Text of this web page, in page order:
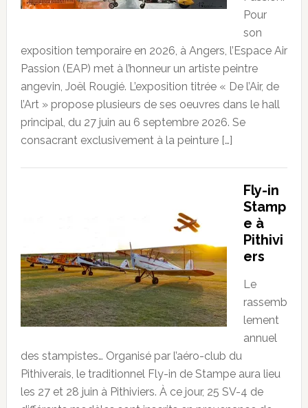
Pour
son
exposition temporaire en 2026, à Angers, l’Espace Air
Passion (EAP) met à l’honneur un artiste peintre
angevin, Joël Rougié. L’exposition titrée « De l’Air, de
l’Art » propose plusieurs de ses oeuvres dans le hall
principal, du 27 juin au 6 septembre 2026. Se
consacrant exclusivement à la peinture […]
Fly-in
Stamp
e à
Pithivi
ers
Le
rassemb
lement
annuel
des stampistes… Organisé par l’aéro-club du
Pithiverais, le traditionnel Fly-in de Stampe aura lieu
les 27 et 28 juin à Pithiviers. À ce jour, 25 SV-4 de